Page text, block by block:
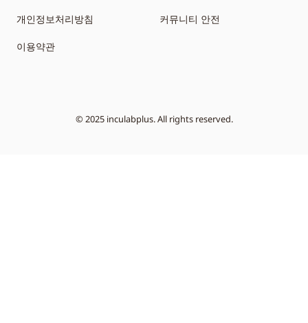
개인정보처리방침
이용약관
커뮤니티 안전
© 2025 inculabplus. All rights reserved.